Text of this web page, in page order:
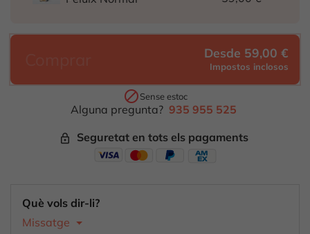
Què vols dir-li?
Missatge
Sense estoc
Desde 59,00 €
Impostos inclosos
Alguna pregunta? 935 955 525
lock_outline Seguretat en tots els pagaments